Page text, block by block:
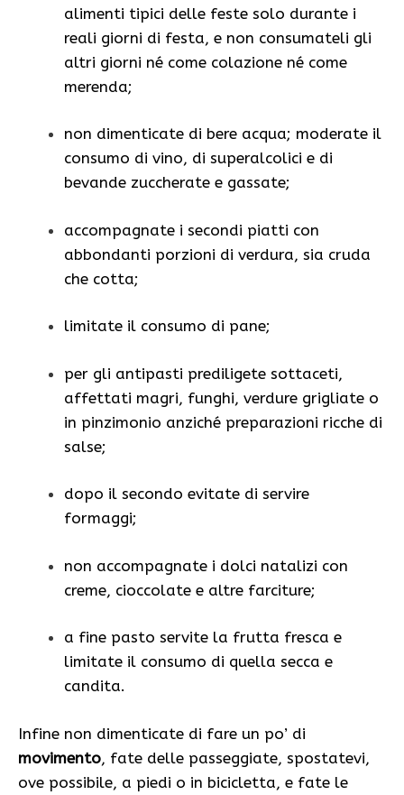
alimenti tipici delle feste solo durante i
reali giorni di festa, e non consumateli gli
altri giorni né come colazione né come
merenda;
non dimenticate di bere acqua; moderate il
consumo di vino, di superalcolici e di
bevande zuccherate e gassate;
accompagnate i secondi piatti con
abbondanti porzioni di verdura, sia cruda
che cotta;
limitate il consumo di pane;
per gli antipasti prediligete sottaceti,
affettati magri, funghi, verdure grigliate o
in pinzimonio anziché preparazioni ricche di
salse;
dopo il secondo evitate di servire
formaggi;
non accompagnate i dolci natalizi con
creme, cioccolate e altre farciture;
a fine pasto servite la frutta fresca e
limitate il consumo di quella secca e
candita.
Infine non dimenticate di fare un po’ di
movimento, fate delle passeggiate, spostatevi,
ove possibile, a piedi o in bicicletta, e fate le